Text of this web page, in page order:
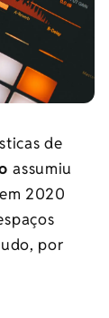
de
assumiu
2020
por